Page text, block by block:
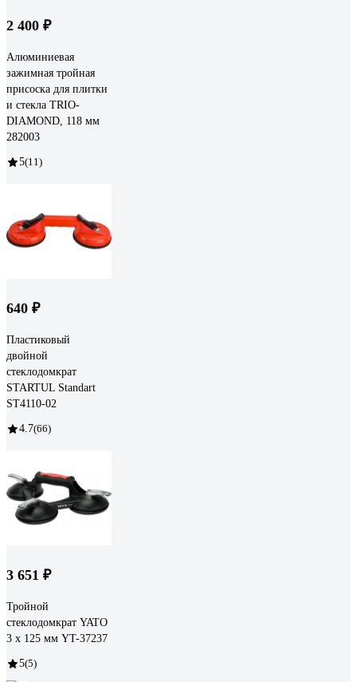
2 400 ₽
Алюминиевая
зажимная тройная
присоска для плитки
и стекла TRIO-
DIAMOND, 118 мм
282003
5(11)
640 ₽
Пластиковый
двойной
стеклодомкрат
STARTUL Standart
ST4110-02
4.7(66)
3 651 ₽
Тройной
стеклодомкрат YATO
3 x 125 мм YT-37237
5(5)